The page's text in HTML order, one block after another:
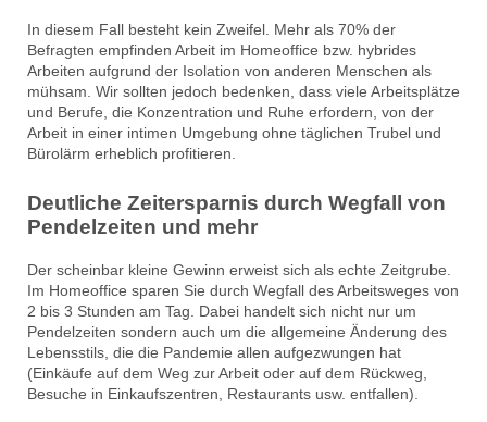
In diesem Fall besteht kein Zweifel. Mehr als 70% der
Befragten empfinden Arbeit im Homeoffice bzw. hybrides
Arbeiten aufgrund der Isolation von anderen Menschen als
mühsam. Wir sollten jedoch bedenken, dass viele Arbeitsplätze
und Berufe, die Konzentration und Ruhe erfordern, von der
Arbeit in einer intimen Umgebung ohne täglichen Trubel und
Bürolärm erheblich profitieren.
Deutliche Zeitersparnis durch Wegfall von
Pendelzeiten und mehr
Der scheinbar kleine Gewinn erweist sich als echte Zeitgrube.
Im Homeoffice sparen Sie durch Wegfall des Arbeitsweges von
2 bis 3 Stunden am Tag. Dabei handelt sich nicht nur um
Pendelzeiten sondern auch um die allgemeine Änderung des
Lebensstils, die die Pandemie allen aufgezwungen hat
(Einkäufe auf dem Weg zur Arbeit oder auf dem Rückweg,
Besuche in Einkaufszentren, Restaurants usw. entfallen).